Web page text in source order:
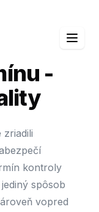
-
zriadili
kontroly
spôsob
vopred